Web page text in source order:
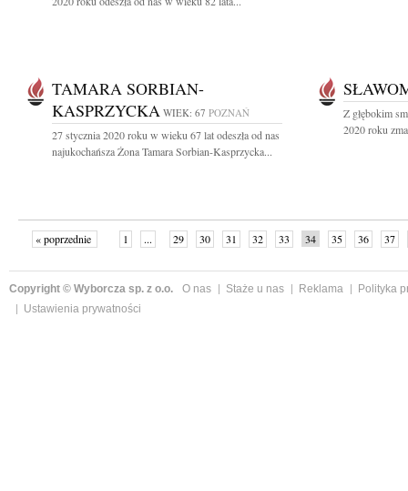
TAMARA SORBIAN-
KASPRZYCKA WIEK: 67 POZNAŃ
27 stycznia 2020 roku w wieku 67 lat odeszła od nas
najukochańsza Żona Tamara Sorbian-Kasprzycka...
Z głębokim
2020 roku
« poprzednie 1 ... 29 30 31 32 33 34 35 36
37
Copyright © Wyborcza sp. z o.o. O nas Staże u nas Reklama
Polityka
Ustawienia prywatności